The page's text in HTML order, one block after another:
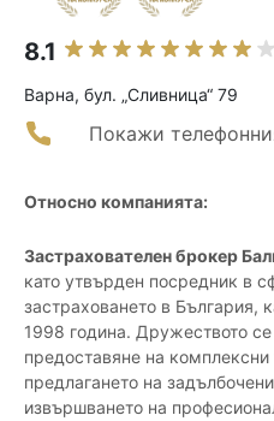
8.1
Варна, бул. „Сливница“ 79
Покажи
Относно компанията:
Застрахователен брокер
като утвърден посредник в
застраховането в България,
1998 година. Дружеството се
предоставяне на комплексни
предлагането на
извършването на